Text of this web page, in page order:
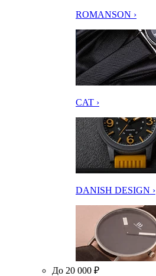
ROMANSON ›
CAT ›
DANISH DESIGN ›
До 20 000 ₽